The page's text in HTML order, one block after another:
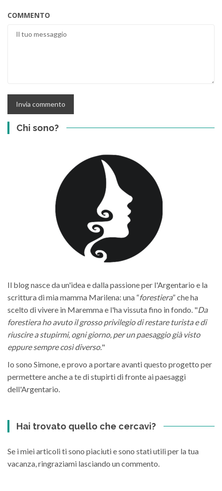
COMMENTO
Chi sono?
Il blog nasce da un'idea e dalla passione per l'Argentario e la
scrittura di mia mamma Marilena: una “forestiera” che ha
scelto di vivere in Maremma e l'ha vissuta fino in fondo. "Da
forestiera ho avuto il grosso privilegio di restare turista e di
riuscire a stupirmi, ogni giorno, per un paesaggio già visto
eppure sempre così diverso."
Io sono Simone, e provo a portare avanti questo progetto per
permettere anche a te di stupirti di fronte ai paesaggi
dell'Argentario.
Hai trovato quello che cercavi?
Se i miei articoli ti sono piaciuti e sono stati utili per la tua
vacanza, ringraziami lasciando un commento.